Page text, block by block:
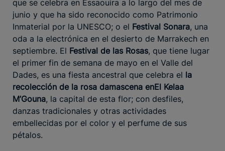
que se celebra en Essaouira a lo largo del mes de
junio y que ha sido reconocido como Patrimonio
Inmaterial por la UNESCO; o el Festival Sonara, una
oda a la electrónica en el desierto de Marrakech en
septiembre. El Festival de las Rosas, que tiene lugar
el primer fin de semana de mayo en el Valle del
Dades, es una fiesta ancestral que celebra el la
recolección de la rosa damascena enEl Kelaa
M’Gouna, la capital de esta flor; con desfiles,
danzas tradicionales y otras actividades
embellecidas por el color y el perfume de sus
pétalos.